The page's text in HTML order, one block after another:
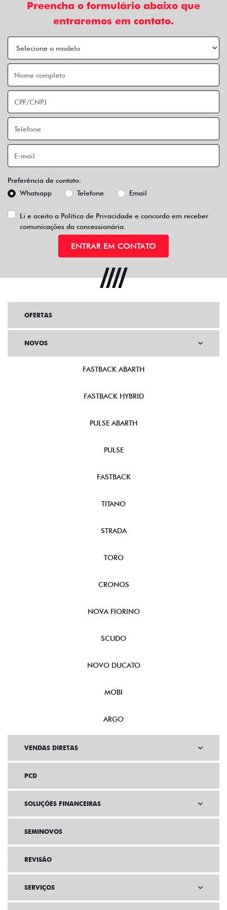
Preencha o formulário abaixo que
entraremos em contato.
Preferência de contato:
Whatsapp
Telefone Email
Li e aceito a Política de Privacidade e concordo em receber
comunicações da concessionária.
ENTRAR EM CONTATO
OFERTAS
NOVOS
FASTBACK ABARTH
FASTBACK HYBRID
PULSE ABARTH
PULSE
FASTBACK
TITANO
STRADA
TORO
CRONOS
NOVA FIORINO
SCUDO
NOVO DUCATO
MOBI
ARGO
VENDAS DIRETAS
PCD
SOLUÇÕES FINANCEIRAS
SEMINOVOS
REVISÃO
SERVIÇOS